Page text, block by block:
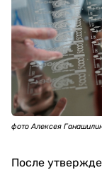
фото Алексея
После